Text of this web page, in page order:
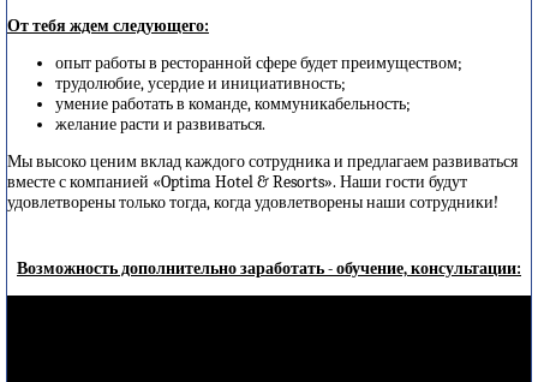
От тебя ждем следующего:
опыт работы в ресторанной сфере будет преимуществом;
трудолюбие, усердие и инициативность;
умение работать в команде, коммуникабельность;
желание расти и развиваться.
Мы высоко ценим вклад каждого сотрудника и предлагаем развиваться
вместе с компанией «Optima Hotel & Resorts». Наши гости будут
удовлетворены только тогда, когда удовлетворены наши сотрудники!
Возможность дополнительно заработать - обучение, консультации: